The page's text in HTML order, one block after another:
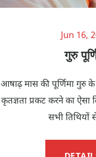
Jun 16,
गुरु
आषाढ़ मास की पूर्णिमा गुरु
कृतज्ञता प्रकट करने का ऐसा
सभी तिथियों